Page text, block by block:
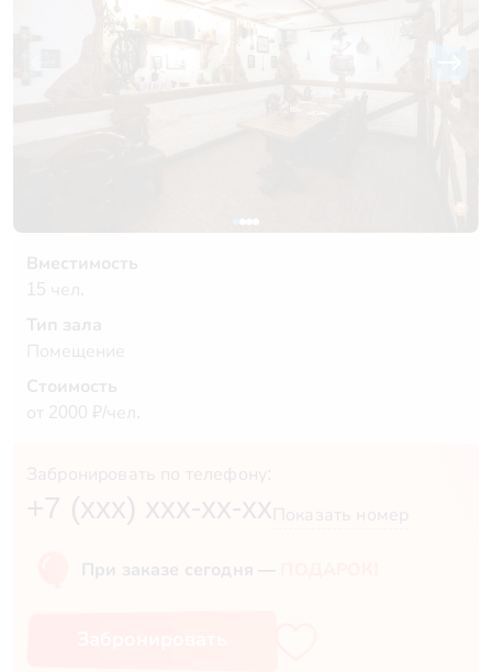
Вместимость
15 чел.
Тип зала
Помещение
Стоимость
от 2000 ₽/чел.
Забронировать по телефону:
+7 (xxx) xxx-xx-xx Показать номер
При заказе сегодня —